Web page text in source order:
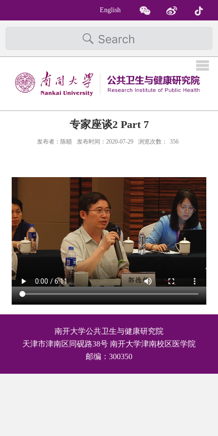
English
专家座谈2 Part 7
发布者：陈赜 发布时间：2020-07-29 浏览次数： 356
南开大学公共卫生与健康研究院
天津市津南区同砚路38号 南开大学津南校区医学院
邮编：300350